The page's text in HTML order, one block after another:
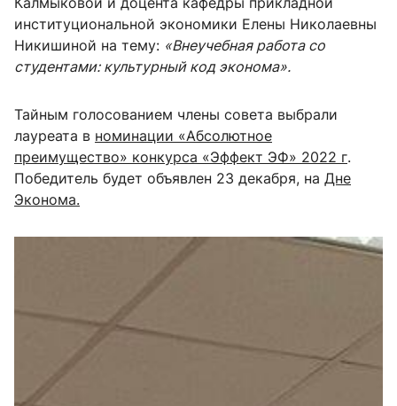
институциональной экономики Елены Николаевны
Никишиной на тему: «Внеучебная работа со
студентами: культурный код эконома».
Тайным голосованием члены совета выбрали
лауреата в номинации «Абсолютное
преимущество» конкурса «Эффект ЭФ» 2022 г.
Победитель будет объявлен 23 декабря, на Дне
Эконома.